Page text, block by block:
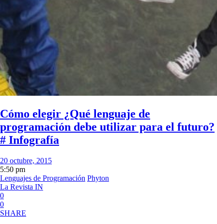
Cómo elegir ¿Qué lenguaje de
programación debe utilizar para el futuro?
# Infografía
20 octubre, 2015
5:50 pm
Lenguajes de Programación Phyton
La Revista IN
0
0
SHARE